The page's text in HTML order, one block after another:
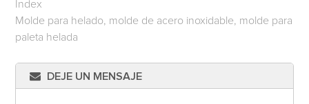
Index
Molde para helado, molde de acero inoxidable, molde para
paleta helada
DEJE UN MENSAJE